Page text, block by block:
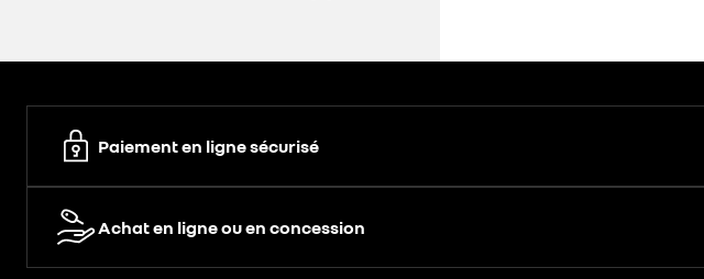
Paiement en ligne sécurisé
Achat en ligne ou en concession